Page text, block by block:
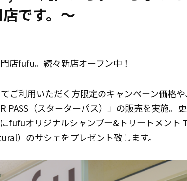
です。～
店fufu。続々新店オープン中！
ご利用いただく方限定のキャンペーン価格や
PASS（スターターパス）」の販売を実施。
fufuオリジナルシャンプー&トリートメント
）のサシェをプレゼント致します。